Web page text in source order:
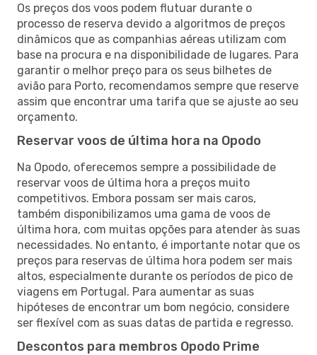
Os preços dos voos podem flutuar durante o
processo de reserva devido a algoritmos de preços
dinâmicos que as companhias aéreas utilizam com
base na procura e na disponibilidade de lugares. Para
garantir o melhor preço para os seus bilhetes de
avião para Porto, recomendamos sempre que reserve
assim que encontrar uma tarifa que se ajuste ao seu
orçamento.
Reservar voos de última hora na Opodo
Na Opodo, oferecemos sempre a possibilidade de
reservar voos de última hora a preços muito
competitivos. Embora possam ser mais caros,
também disponibilizamos uma gama de voos de
última hora, com muitas opções para atender às suas
necessidades. No entanto, é importante notar que os
preços para reservas de última hora podem ser mais
altos, especialmente durante os períodos de pico de
viagens em Portugal. Para aumentar as suas
hipóteses de encontrar um bom negócio, considere
ser flexível com as suas datas de partida e regresso.
Descontos para membros Opodo Prime